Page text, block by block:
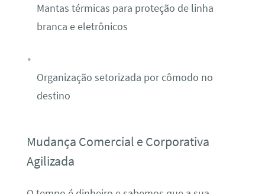
Mantas térmicas para proteção de linha
branca e eletrônicos
Organização setorizada por cômodo no
destino
Mudança Comercial e Corporativa
Agilizada